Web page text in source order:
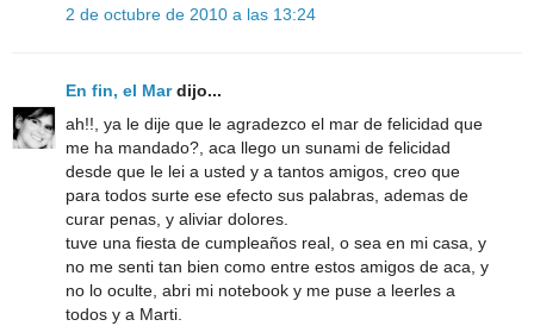
2 de octubre de 2010 a las 13:24
En fin, el Mardijo...
ah!!, ya le dije que le agradezco el mar de felicidad que
me ha mandado?, aca llego un sunami de felicidad
desde que le lei a usted y a tantos amigos, creo que
para todos surte ese efecto sus palabras, ademas de
curar penas, y aliviar dolores.
tuve una fiesta de cumpleaños real, o sea en mi casa, y
no me senti tan bien como entre estos amigos de aca, y
no lo oculte, abri mi notebook y me puse a leerles a
todos y a Marti.